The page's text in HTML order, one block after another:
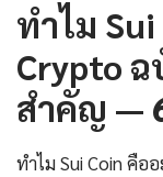
ทำไม
Crypto
สำคัญ —
ทำไม Sui Coin คื